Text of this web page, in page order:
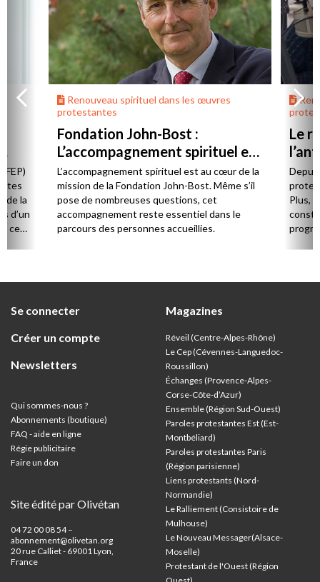
de la
d’un
ces
Renouveau spirituel dans les œuvres
protestantes
Fondation John-Bost :
L’accompagnement spirituel est
un marqueur fort
L’accompagnement spirituel est au cœur de la
mission de la Fondation John-Bost. Même s’il
pose de nombreuses questions, cet
accompagnement reste essentiel dans le
parcours des personnes accueillies.
Le
Plus,
Se connecter
Créer un compte
Newsletters
Qui sommes-nous ?
Abonnements (boutique)
FAQ - aide en ligne
Régie publicitaire
Faire un don
Site édité par Olivétan
04 72 00 08 54 –
abonnement@olivetan.org
20 rue Calliet - 69001 Lyon,
France
Magazines
Réveil (Centre-Alpes-Rhône)
Le Cep (Cévennes-Languedoc-
Roussillon)
Échanges (Provence-Alpes-
Corse-Côte-d’Azur)
Ensemble (Région Sud-Ouest)
Paroles protestantes Est (Est-
Montbéliard)
Paroles protestantes Paris
(Région parisienne)
Liens protestants (Nord-
Normandie)
Le Ralliement (Consistoire de
Mulhouse)
Le Nouveau Messager(Alsace-
Moselle)
Protestant de l'Ouest (Région